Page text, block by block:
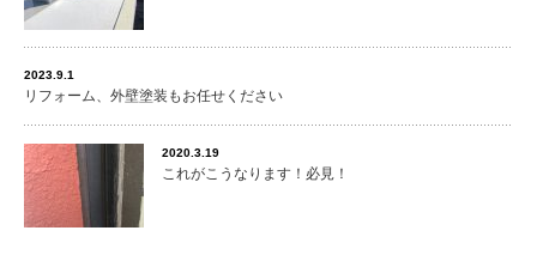
2023.9.1
リフォーム、外壁塗装もお任せください
2020.3.19
これがこうなります！必見！